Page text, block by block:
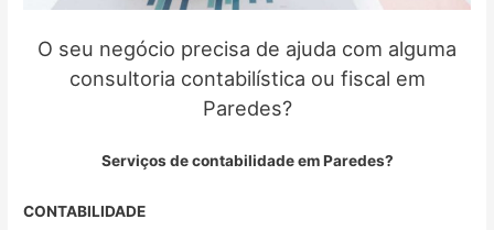
O seu negócio precisa de ajuda com alguma
consultoria contabilística ou fiscal em
Paredes?
Serviços de contabilidade em Paredes?
CONTABILIDADE